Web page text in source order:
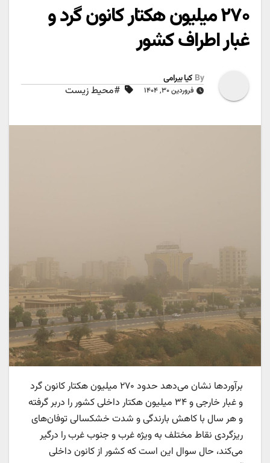
۲۷۰ میلیون هکتار کانون گرد و
غبار اطراف کشور
By کیا بیرامی
فروردین ۳۰, ۱۴۰۴ #محیط زیست
برآوردها نشان می‌دهد حدود ۲۷۰ میلیون هکتار کانون گرد
و غبار خارجی و ۳۴ میلیون هکتار داخلی کشور را دربر گرفته
و هر سال با کاهش بارندگی و شدت خشکسالی توفان‌های
ریزگردی نقاط مختلف به ویژه غرب و جنوب غرب را درگیر
می‌کند، حال سوال این است که کشور از کانون داخلی